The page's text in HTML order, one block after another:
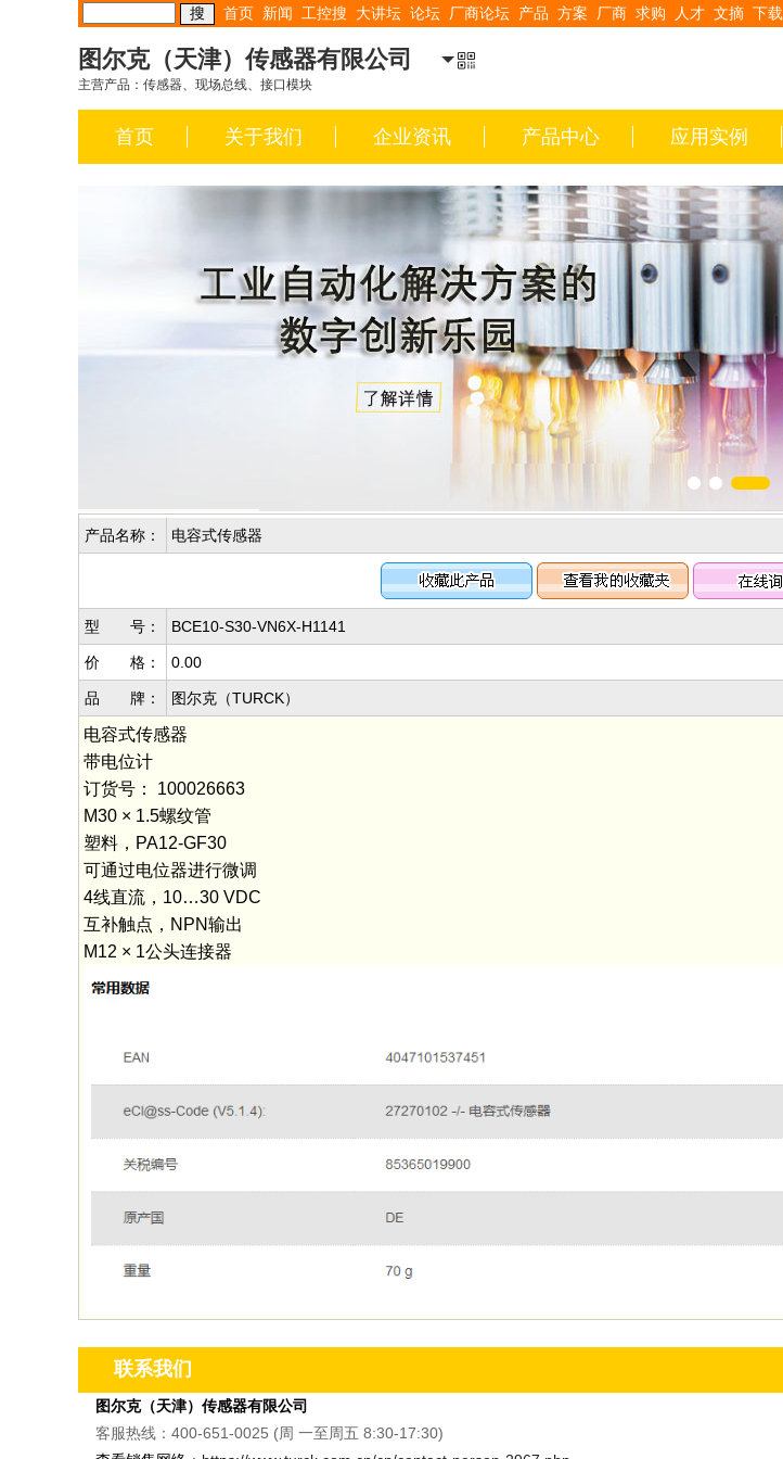
首页 新闻 工控搜 大讲坛 论坛 厂商论坛 产品 方案 厂商 求购 人才 文摘 下载
图尔克（天津）传感器有限公司
主营产品：传感器、现场总线、接口模块
首页 关于我们 企业资讯 产品中心 应用实例
产品名称： 电容式传感器
型 号： BCE10-S30-VN6X-H1141
价 格： 0.00
品 牌： 图尔克（TURCK）
电容式传感器
带电位计
订货号： 100026663
M30 × 1.5螺纹管
塑料，PA12‐GF30
可通过电位器进行微调
4线直流，10…30 VDC
互补触点，NPN输出
M12 × 1公头连接器
联系我们
图尔克（天津）传感器有限公司
客服热线：400-651-0025 (周 一至周五 8:30-17:30)